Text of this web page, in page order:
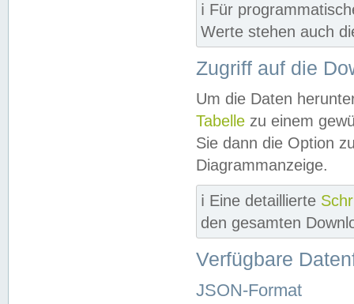
ℹ️ Für
Werte stehen auch
Zugriff auf die
Um die Daten
Tabelle zu einem
Sie dann die Option
Diagrammanzeige.
ℹ️ Eine detaillierte
den gesamten
Verfügbare
JSON-Format